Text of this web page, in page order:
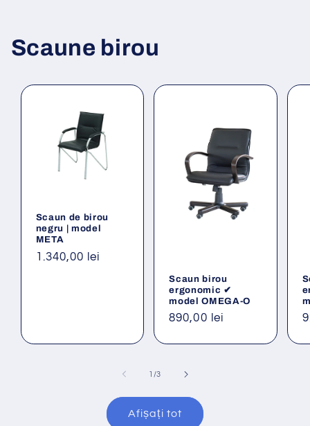
Scaune birou
Scaun de birou
negru | model
META
Preț
1.340,00 lei
Scaun birou
ergonomic ✔
model OMEGA-O
Preț
890,00 lei
1 /din
3
Afișați tot